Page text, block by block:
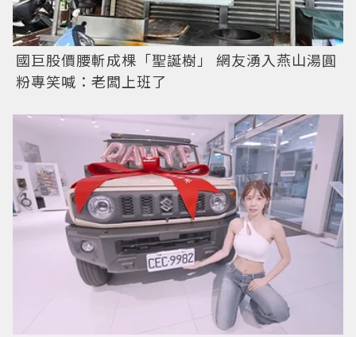
國巨股價腰斬成棵「聖誕樹」 網友湧入燕山湯圓
粉專笑喊：老闆上班了